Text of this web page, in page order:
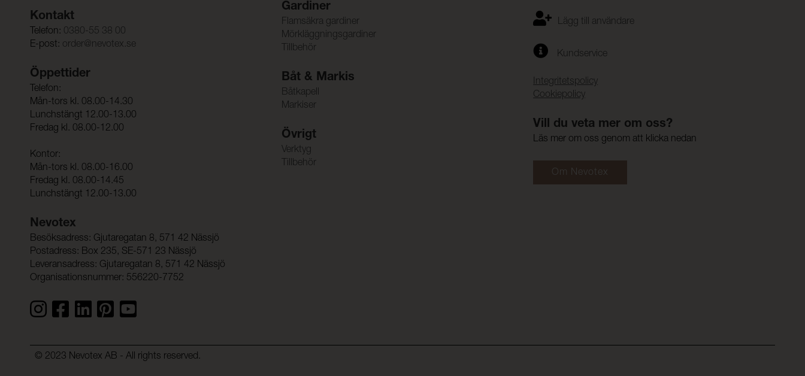
Kontakt
Telefon: 0380-55 38 00
E-post: order@nevotex.se
Öppettider
Telefon:
Mån-tors kl. 08.00-14.30
Lunchstängt 12.00-13.00
Fredag kl. 08.00-12.00
Kontor:
Mån-tors kl. 08.00-16.00
Fredag kl. 08.00-14.45
Lunchstängt 12.00-13.00
Nevotex
Besöksadress: Gjutaregatan 8, 571 42 Nässjö
Postadress: Box 235, SE-571 23 Nässjö
Leveransadress: Gjutaregatan 8, 571 42 Nässjö
Organisationsnummer: 556220-7752
Gardiner
Flamsäkra gardiner
Mörkläggningsgardiner
Tillbehör
Båt & Markis
Båtkapell
Markiser
Övrigt
Verktyg
Tillbehör
Lägg till användare
Kundservice
Integritetspolicy
Cookiepolicy
Vill du veta mer om oss?
Läs mer om oss genom att klicka nedan
Om Nevotex
© 2023 Nevotex AB - All rights reserved.